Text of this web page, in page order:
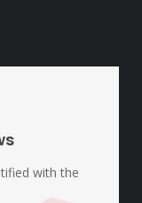
with the